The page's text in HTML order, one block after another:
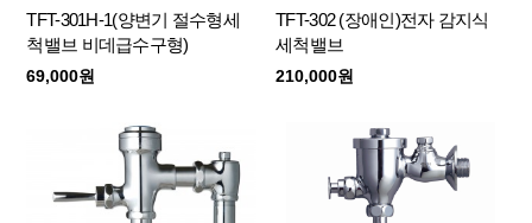
TFT-301H-1(양변기 절수형세
척밸브 비데급수구형)
69,000원
TFT-302 (장애인)전자 감지식
세척밸브
210,000원